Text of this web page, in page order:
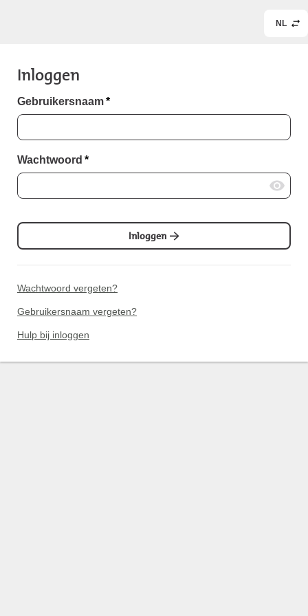
NL
Inloggen
Gebruikersnaam*
Wachtwoord *
Inloggen
Wachtwoord vergeten?
Gebruikersnaam vergeten?
Hulp bij inloggen